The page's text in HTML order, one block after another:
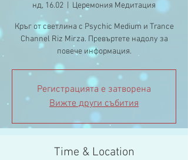
нд, 16.02 Церемония Медитация
Кръг от светлина с Psychic Medium и Trance
Channel Riz Mirza. Превъртете надолу за
повече информация.
Регистрацията е затворена
Вижте други събития
Time & Location